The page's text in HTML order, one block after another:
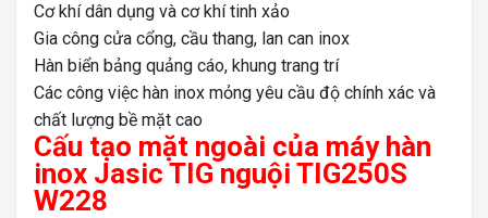
Cơ khí dân dụng và cơ khí tinh xảo
Gia công cửa cổng, cầu thang, lan can inox
Hàn biển bảng quảng cáo, khung trang trí
Các công việc hàn inox mỏng yêu cầu độ chính xác và
chất lượng bề mặt cao
Cấu tạo mặt ngoài của máy hàn
inox Jasic TIG nguội TIG250S
W228